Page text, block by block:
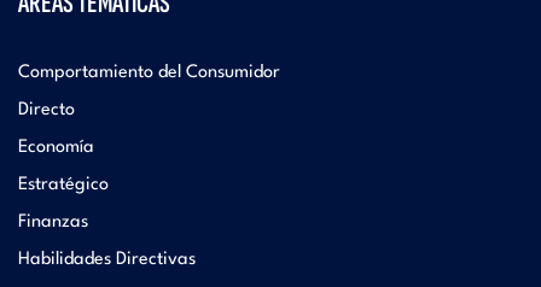
Comportamiento del Consumidor
Directo
Economía
Estratégico
Finanzas
Habilidades Directivas